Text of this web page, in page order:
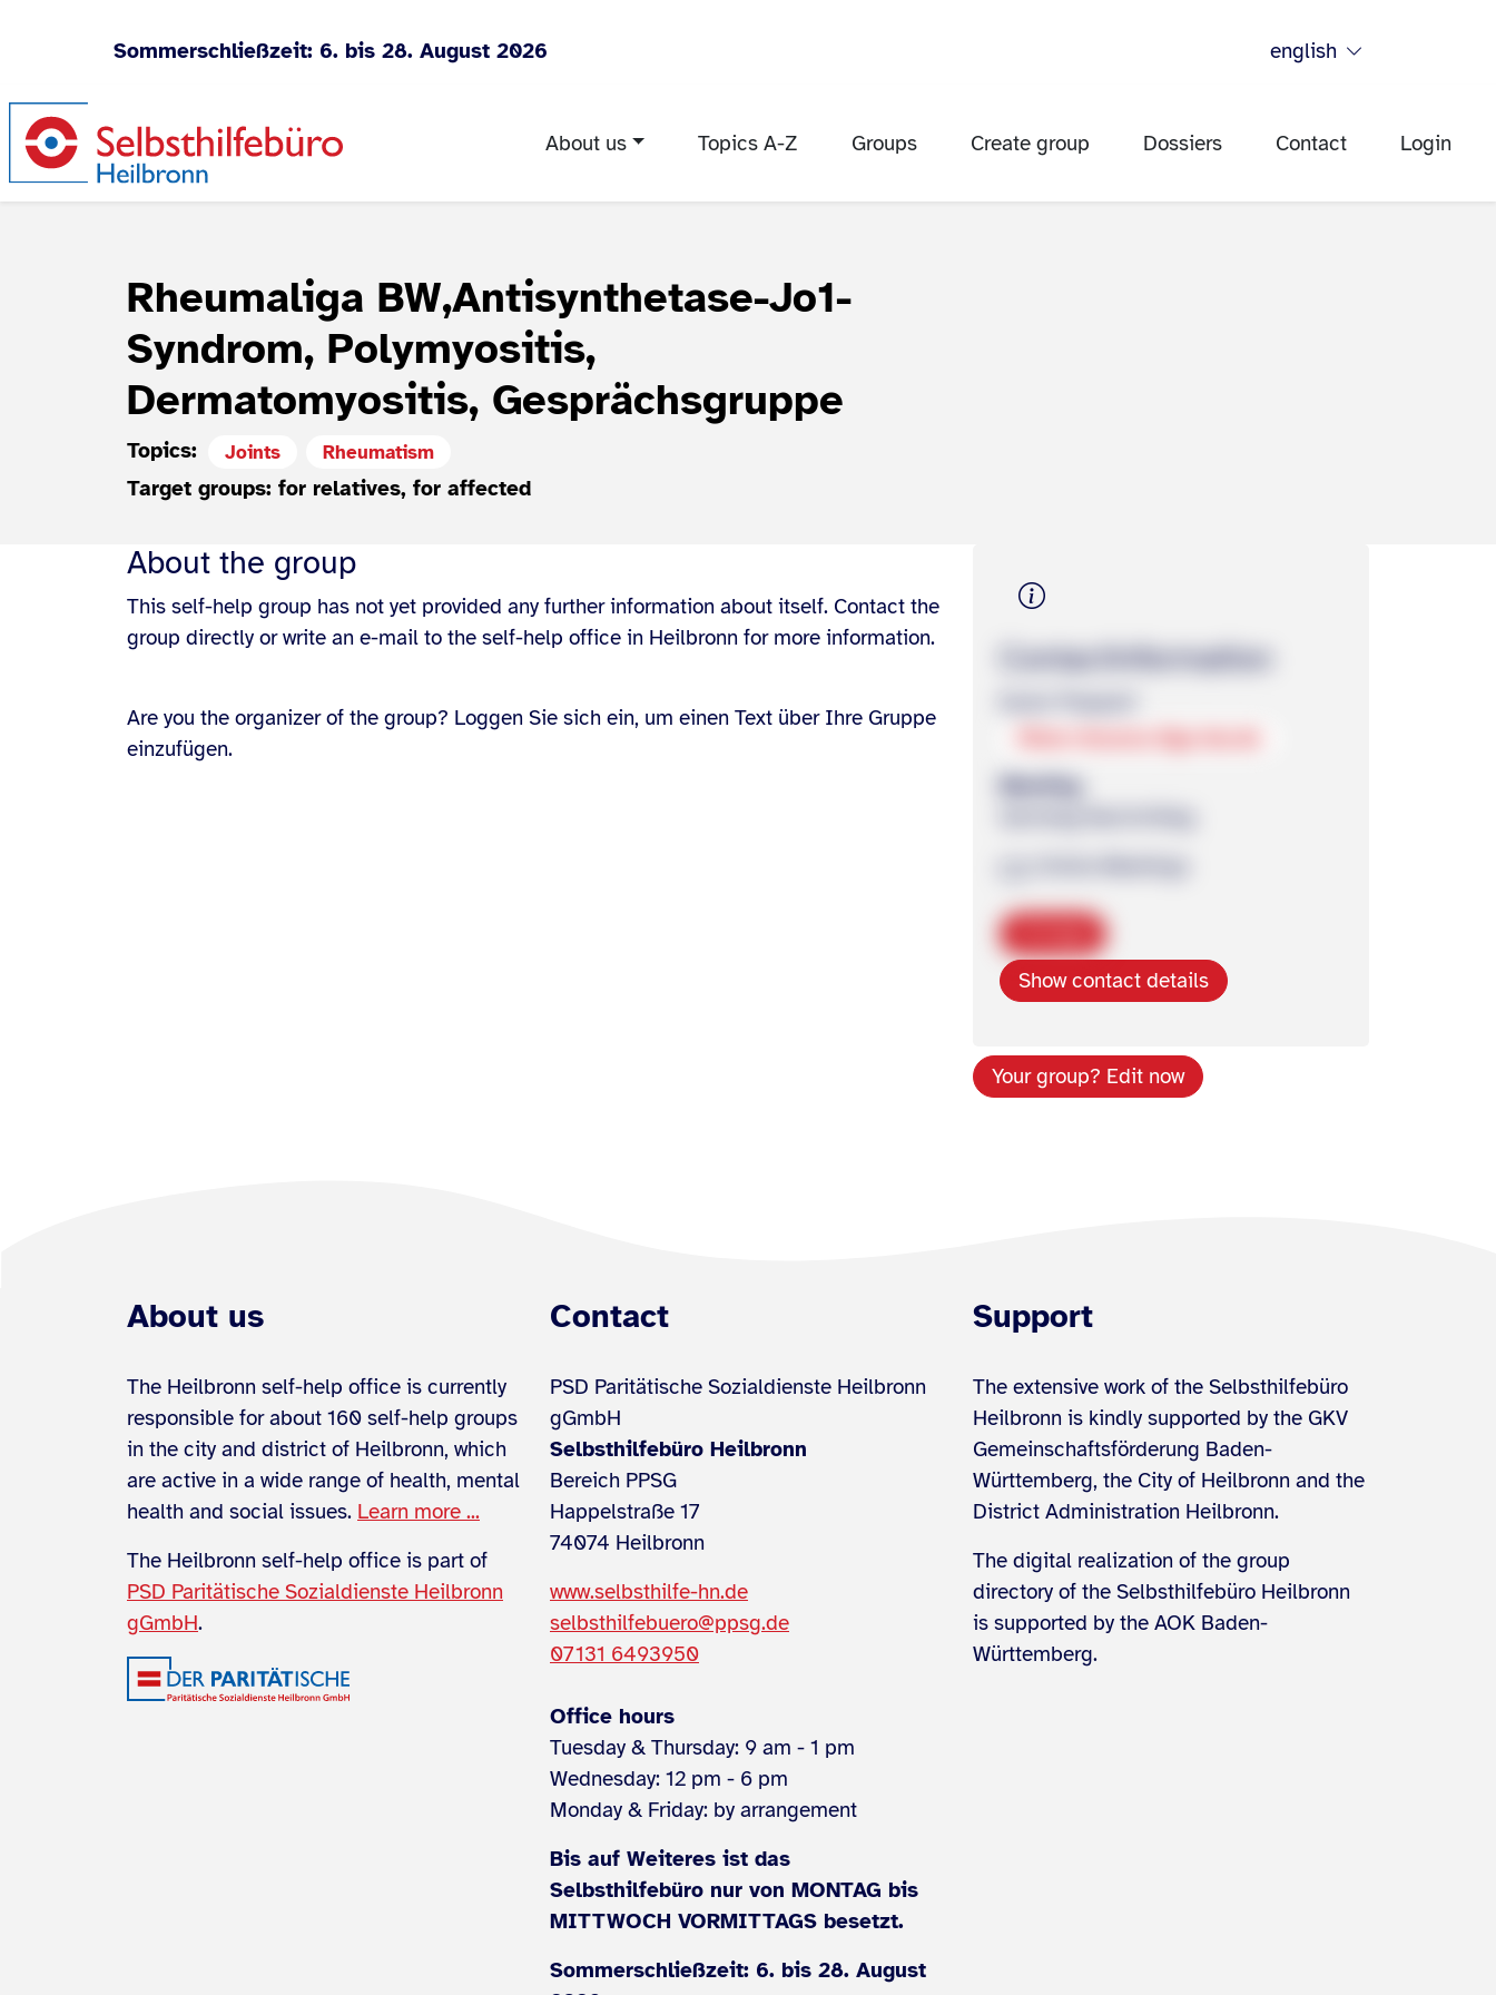
Jump to content
Sommerschließzeit: 6. bis 28. August 2026 english
About us Topics A-Z Groups Create group Dossiers Contact Login
Rheumaliga BW,Antisynthetase-Jo1-
Syndrom, Polymyositis,
Dermatomyositis, Gesprächsgruppe
Topics: Joints Rheumatism
Target groups: for relatives, for affected
About the group
This self-help group has not yet provided any further information about itself. Contact the
group directly or write an e-mail to the self-help office in Heilbronn for more information.
Are you the organizer of the group? Loggen Sie sich ein, um einen Text über Ihre Gruppe
einzufügen.
Contact­information
Show contact details
Your group? Edit now
About us
The Heilbronn self-help office is currently
responsible for about 160 self-help groups
in the city and district of Heilbronn, which
are active in a wide range of health, mental
health and social issues. Learn more ...
The Heilbronn self-help office is part of
PSD Paritätische Sozialdienste Heilbronn
gGmbH.
Contact
PSD Paritätische Sozialdienste Heilbronn
gGmbH
Selbsthilfebüro Heilbronn
Bereich PPSG
Happelstraße 17
74074 Heilbronn
www.selbsthilfe-hn.de
selbsthilfebuero@ppsg.de
07131 6493950
Office hours
Tuesday & Thursday: 9 am - 1 pm
Wednesday: 12 pm - 6 pm
Monday & Friday: by arrangement
Bis auf Weiteres ist das
Selbsthilfebüro nur von MONTAG bis
MITTWOCH VORMITTAGS besetzt.
Sommerschließzeit: 6. bis 28. August
Support
The extensive work of the Selbsthilfebüro
Heilbronn is kindly supported by the GKV
Gemeinschaftsförderung Baden-
Württemberg, the City of Heilbronn and the
District Administration Heilbronn.
The digital realization of the group
directory of the Selbsthilfebüro Heilbronn
is supported by the AOK Baden-
Württemberg.